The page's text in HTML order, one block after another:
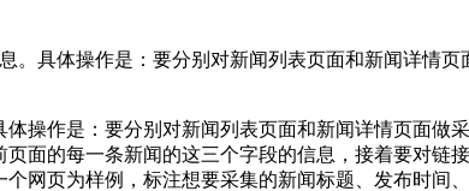
具体操作是：要分别对新闻列表页面和新闻详情
操作是：要分别对新闻列表页面和新闻详情页面做
页面的每一条新闻的这三个字段的信息，接着要对链接
网页为样例，标注想要采集的新闻标题、发布时间